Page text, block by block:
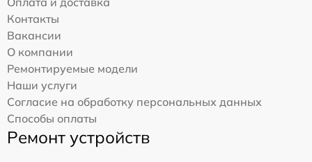
Контакты
Вакансии
О компании
Ремонтируемые модели
Наши услуги
Согласие на обработку персональных данных
Способы оплаты
Ремонт устройств